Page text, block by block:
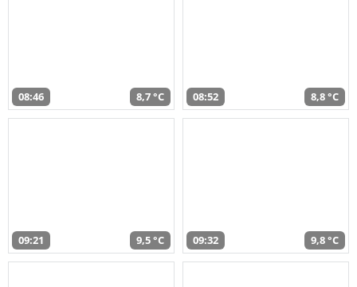
08:46 8,7 °C 08:52 8,8 °C
09:21 9,5 °C 09:32 9,8 °C